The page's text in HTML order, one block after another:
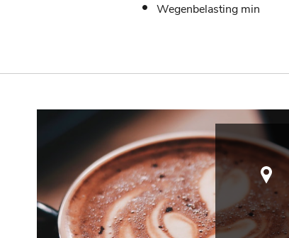
Wegenbelasting min